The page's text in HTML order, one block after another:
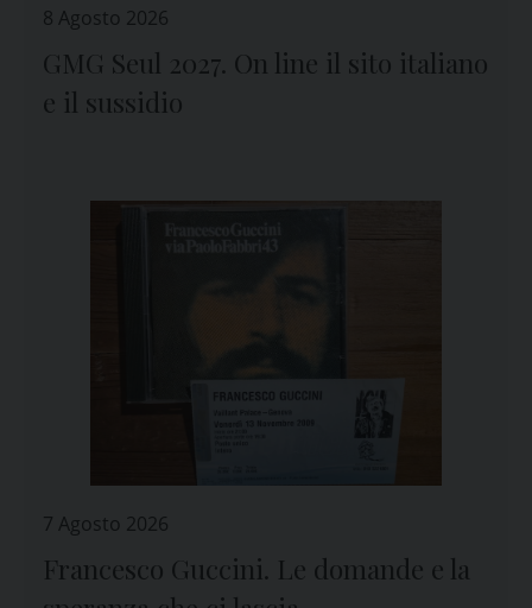
8 Agosto 2026
GMG Seul 2027. On line il sito italiano
e il sussidio
7 Agosto 2026
Francesco Guccini. Le domande e la